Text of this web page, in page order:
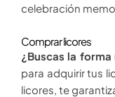
celebración
Comprar licores
¿Buscas la
para adquirir tus
licores, te